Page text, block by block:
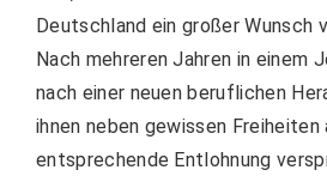
Deutschland ein großer Wunsch
Nach mehreren Jahren in einem
nach einer neuen beruflichen
ihnen neben gewissen Freiheiten
entsprechende Entlohnung